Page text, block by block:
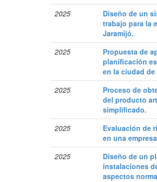
2025
Diseño de un
trabajo para la
Jaramijó.
2025
Propuesta de
planificación
en la ciudad de
2025
Proceso de
del producto
simplificado.
2025
Evaluación de
en una
2025
Diseño de un
instalaciones
aspectos